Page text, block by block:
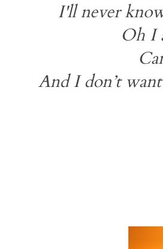
I'll never
Oh I
And I don’t